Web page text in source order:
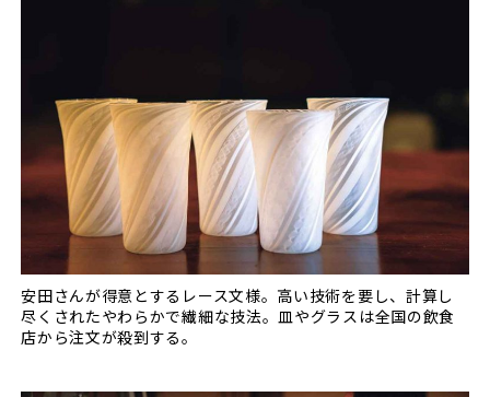
安田さんが得意とするレース文様。高い技術を要し、計算し
尽くされたやわらかで繊細な技法。皿やグラスは全国の飲食
店から注文が殺到する。